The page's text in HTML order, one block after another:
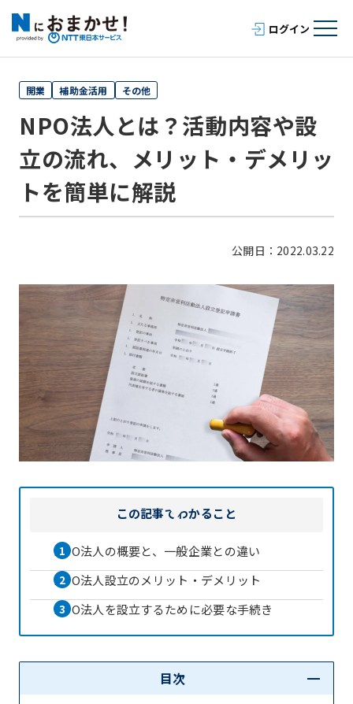
開業 補助金活用 その他
NPO法人とは？活動内容や設
立の流れ、メリット・デメリッ
トを簡単に解説
公開日：2022.03.22
この記事で わかること
NPO法人の概要と、一般企業との違い
NPO法人設立のメリット・デメリット
NPO法人を設立するために必要な手続き
目次